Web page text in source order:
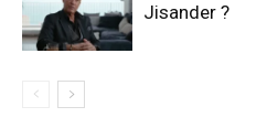
Jisander ?